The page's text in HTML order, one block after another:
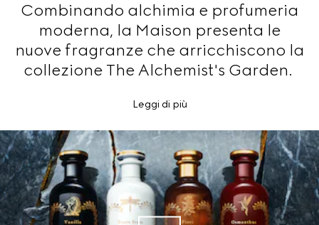
Combinando alchimia e profumeria
moderna, la Maison presenta le
nuove fragranze che arricchiscono la
collezione The Alchemist's Garden.
Leggi di più